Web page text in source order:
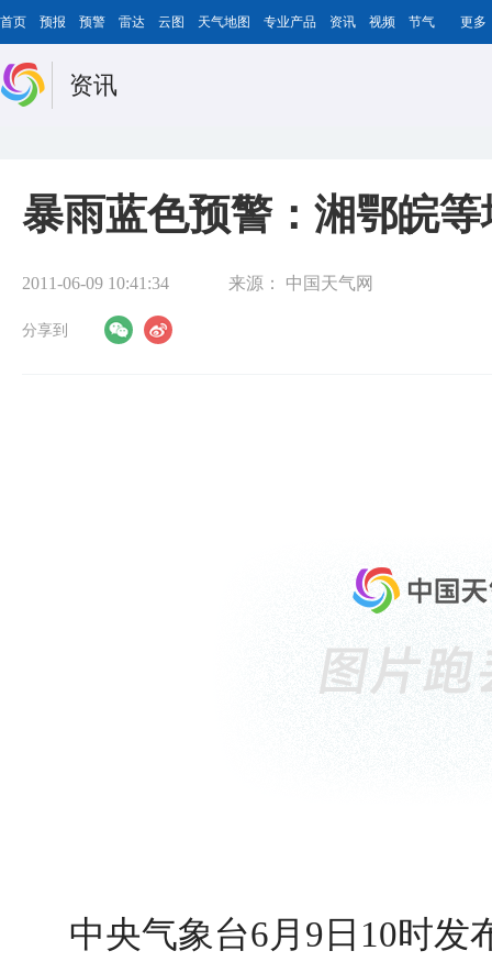
首页 预报 预警 雷达 云图 天气地图 专业产品 资讯 视频 节气 更多
资讯
暴雨蓝色预警：湘鄂皖
2011-06-09 10:41:34 来源： 中国天气网
分享到
中央气象台6月9日10时发